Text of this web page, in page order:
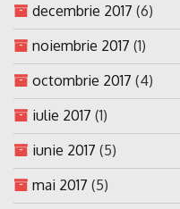
decembrie 2017 (6)
noiembrie 2017 (1)
octombrie 2017 (4)
iulie 2017 (1)
iunie 2017 (5)
mai 2017 (5)